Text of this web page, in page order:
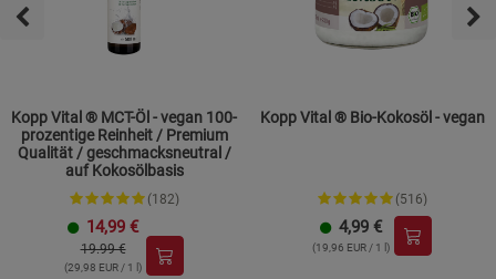
Kopp Vital ® MCT-Öl - vegan 100-
prozentige Reinheit / Premium
Qualität / geschmacksneutral /
auf Kokosölbasis
(182)
14,99 €
19.99 €
(29,98 EUR / 1 l)
Kopp Vital ® Bio-Kokosöl - vegan
(516)
4,99 €
(19,96 EUR / 1 l)